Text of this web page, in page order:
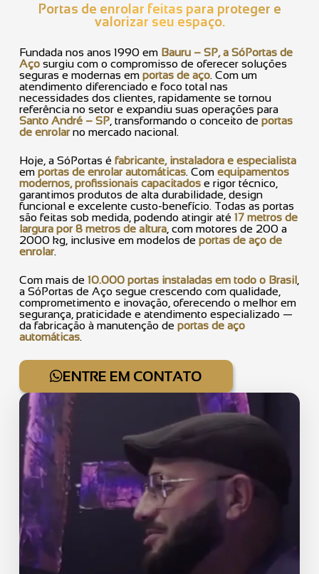
Portas de enrolar feitas para proteger e
valorizar seu espaço.
Fundada nos anos 1990 em Bauru – SP, a SóPortas de
Aço surgiu com o compromisso de oferecer soluções
seguras e modernas em portas de aço. Com um
atendimento diferenciado e foco total nas
necessidades dos clientes, rapidamente se tornou
referência no setor e expandiu suas operações para
Santo André – SP , transformando o conceito de portas
de enrolarno mercado nacional.
Hoje, a SóPortas é fabricante, instaladora e especialista
em portas de enrolar automáticas. Com equipamentos
modernos, profissionais capacitados e rigor técnico,
garantimos produtos de alta durabilidade, design
funcional e excelente custo-benefício. Todas as portas
são feitas sob medida, podendo atingir até 17 metros de
largura por 8 metros de altura , com motores de 200 a
2000 kg, inclusive em modelos de portas de aço de
enrolar.
Com mais de 10.000 portas instaladas em todo o Brasil
a SóPortas de Aço segue crescendo com qualidade,
comprometimento e inovação, oferecendo o melhor em
segurança, praticidade e atendimento especializado —
da fabricação à manutenção de portas de aço
automáticas.
ENTRE EM CONTATO